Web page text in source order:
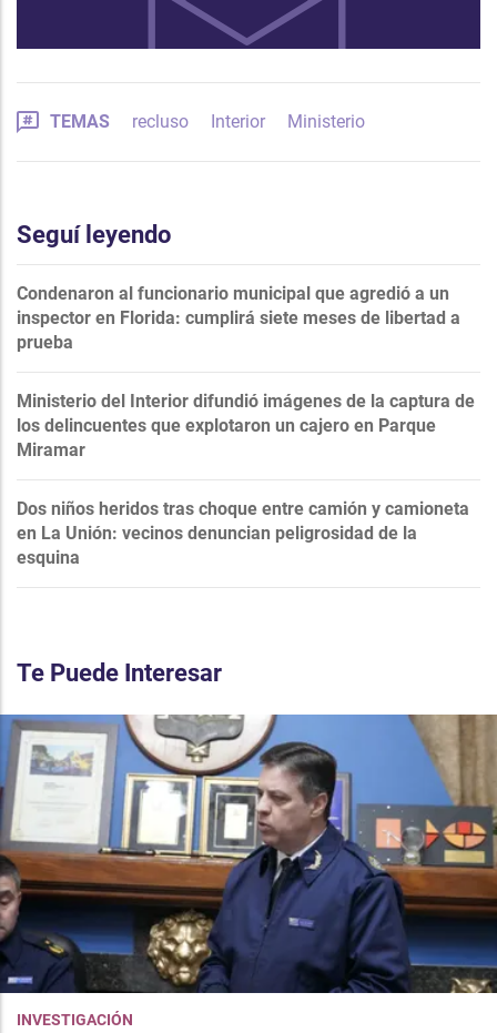
TEMAS recluso Interior Ministerio
Seguí leyendo
Condenaron al funcionario municipal que agredió a un
inspector en Florida: cumplirá siete meses de libertad a
prueba
Ministerio del Interior difundió imágenes de la captura de
los delincuentes que explotaron un cajero en Parque
Miramar
Dos niños heridos tras choque entre camión y camioneta
en La Unión: vecinos denuncian peligrosidad de la
esquina
Te Puede Interesar
INVESTIGACIÓN